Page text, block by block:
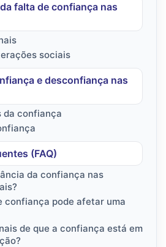
falta de confiança nas
sociais
e desconfiança nas
da confiança
(FAQ)
da confiança nas
confiança pode afetar uma
de que a confiança está em